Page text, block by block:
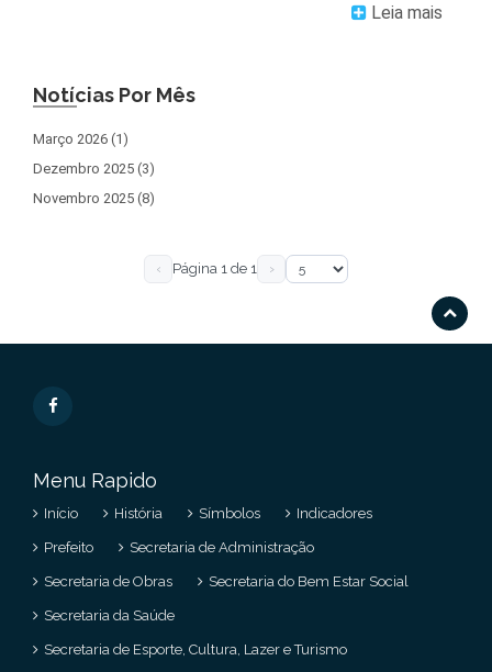
Leia mais
Notícias Por Mês
Março 2026 (1)
Dezembro 2025 (3)
Novembro 2025 (8)
‹ Página 1 de 1 ›
Menu Rapido
Início História Símbolos Indicadores
Prefeito Secretaria de Administração
Secretaria de Obras Secretaria do Bem Estar Social
Secretaria da Saúde
Secretaria de Esporte, Cultura, Lazer e Turismo